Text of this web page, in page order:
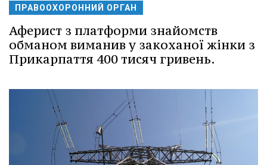
ПРАВООХОРОННИЙ ОРГАН
Аферист з платформи знайомств
обманом виманив у закоханої жінки з
Прикарпаття 400 тисяч гривень.